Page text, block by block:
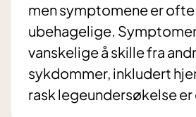
men symptomene er
ubehagelige.
vanskelige å skille fra
sykdommer, inkludert
rask legeundersøkelse